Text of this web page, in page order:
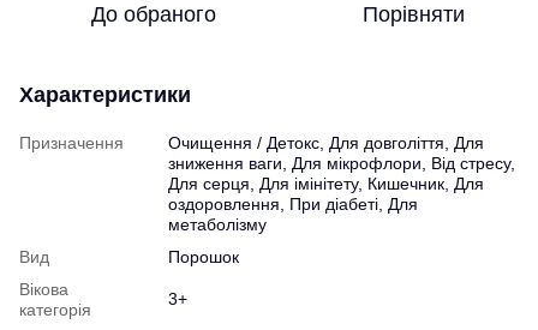
До обраного Порівняти
Характеристики
Призначення
Очищення / Детокс, Для довголіття, Для
зниження ваги, Для мікрофлори, Від стресу,
Для серця, Для імінітету, Кишечник, Для
оздоровлення, При діабеті, Для
метаболізму
Вид
Порошок
Вікова
категорія
3+